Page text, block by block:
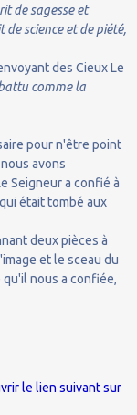
de sagesse et
science et de piété,
des Cieux Le
comme la
pour n'être point
avons
Seigneur a confié à
était tombé aux
deux pièces à
et le sceau du
nous a confiée,
le lien suivant sur